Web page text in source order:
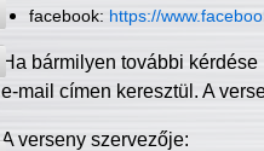
facebook: https://
Ha bármilyen további
e-mail címen keresztül. A
A verseny szervezője: